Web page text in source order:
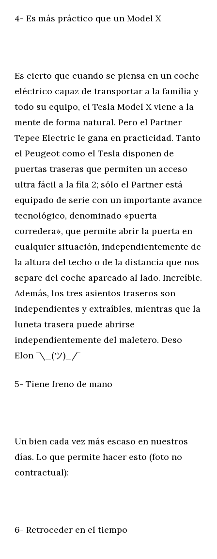
4- Es más práctico que un Model X
Es cierto que cuando se piensa en un coche
eléctrico capaz de transportar a la familia y
todo su equipo, el Tesla Model X viene a la
mente de forma natural. Pero el Partner
Tepee Electric le gana en practicidad. Tanto
el Peugeot como el Tesla disponen de
puertas traseras que permiten un acceso
ultra fácil a la fila 2; sólo el Partner está
equipado de serie con un importante avance
tecnológico, denominado «puerta
corredera», que permite abrir la puerta en
cualquier situación, independientemente de
la altura del techo o de la distancia que nos
separe del coche aparcado al lado. Increíble.
Además, los tres asientos traseros son
independientes y extraíbles, mientras que la
luneta trasera puede abrirse
independientemente del maletero. Deso
Elon ¯\_(ツ)_/¯
5- Tiene freno de mano
Un bien cada vez más escaso en nuestros
días. Lo que permite hacer esto (foto no
contractual):
6- Retroceder en el tiempo